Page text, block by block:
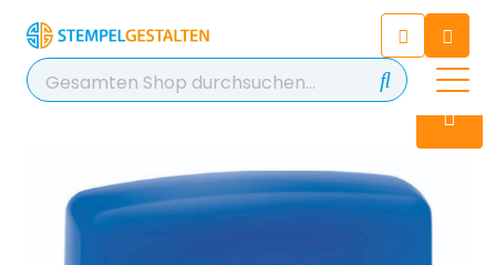
Chatten Sie 24/7 mit unserem
hilfreichen Chatbot
Kontakt
+49 2038 0480 403